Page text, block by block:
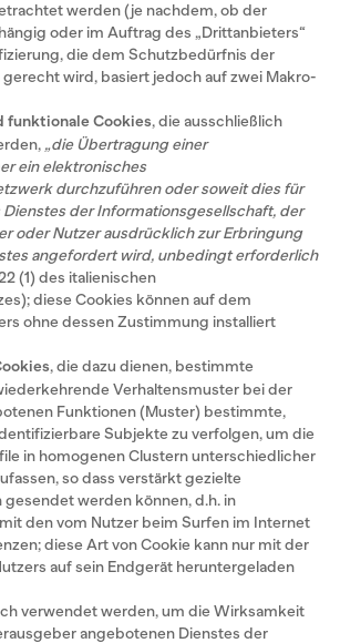
werden (je nachdem, ob der
oder im Auftrag des „Drittanbieters“
die dem Schutzbedürfnis der
wird, basiert jedoch auf zwei Makro-
funktionale Cookies, die ausschließlich
„die Übertragung einer
ein elektronisches
durchzuführen oder soweit dies für
der Informationsgesellschaft, der
oder Nutzer ausdrücklich zur Erbringung
angefordert wird, unbedingt erforderlich
(1) des italienischen
diese Cookies können auf dem
ohne dessen Zustimmung installiert
, die dazu dienen, bestimmte
Verhaltensmuster bei der
Funktionen (Muster) bestimmte,
Subjekte zu verfolgen, um die
in homogenen Clustern unterschiedlicher
so dass verstärkt gezielte
werden können, d.h. in
den vom Nutzer beim Surfen im Internet
diese Art von Cookie kann nur mit der
auf sein Endgerät heruntergeladen
verwendet werden, um die Wirksamkeit
angebotenen Dienstes der